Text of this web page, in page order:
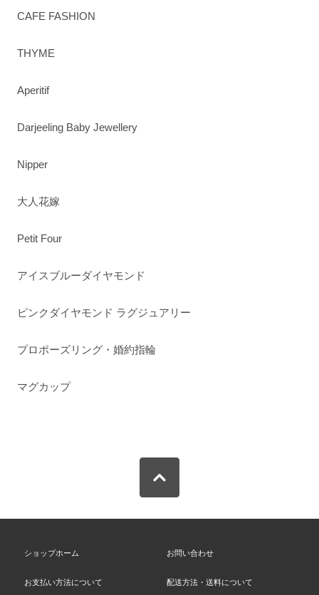
CAFE FASHION
THYME
Aperitif
Darjeeling Baby Jewellery
Nipper
大人花嫁
Petit Four
アイスブルーダイヤモンド
ピンクダイヤモンド ラグジュアリー
プロポーズリング・婚約指輪
マグカップ
ショップホーム お問い合わせ
お支払い方法について 配送方法・送料について